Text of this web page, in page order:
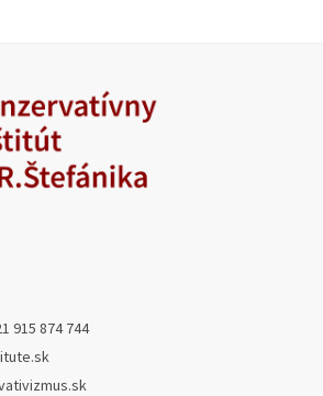
915 874 744